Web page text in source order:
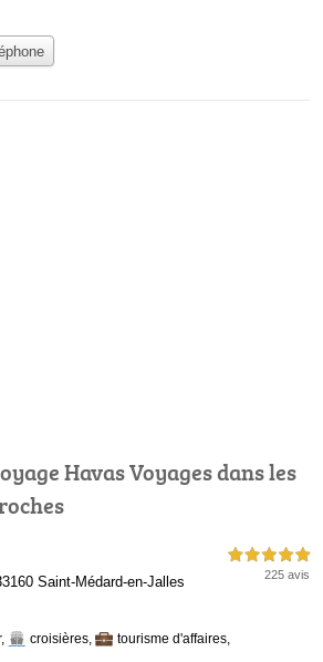
Havas Voyages dans les
Saint-Médard-en-Jalles
5,0 étoiles sur 5
225 avis
, croisières, tourisme d'affaires,